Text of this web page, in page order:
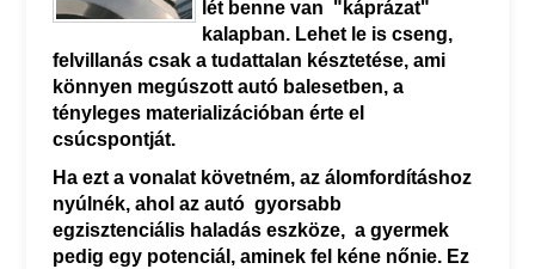
lét benne van "káprázat"
kalapban. Lehet le is cseng,
felvillanás csak a tudattalan késztetése, ami
könnyen megúszott autó balesetben, a
tényleges materializációban érte el
csúcspontját.
Ha ezt a vonalat követném, az álomfordításhoz
nyúlnék, ahol az autó gyorsabb
egzisztenciális haladás eszköze, a gyermek
pedig egy potenciál, aminek fel kéne nőnie. Ez